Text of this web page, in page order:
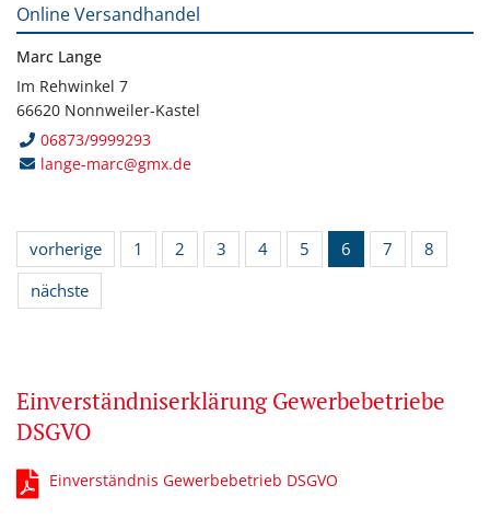
Online Versandhandel
Marc Lange
Im Rehwinkel 7
66620 Nonnweiler-Kastel
06873/9999293
lange-marc@gmx.de
vorherige 1 2 3 4 5 6 7
8
nächste
Einverständniserklärung Gewerbebetriebe
DSGVO
Einverständnis Gewerbebetrieb DSGVO